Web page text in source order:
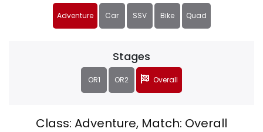
Adventure Car SSV Bike Quad
Stages
OR1 OR2 Overall
Class: Adventure, Match: Overall